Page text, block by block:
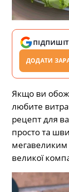
ДОДАТИ
Якщо ви
любите
рецепт для
просто та
великої